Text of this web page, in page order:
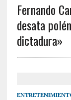
Fernando
desata
dictadura»